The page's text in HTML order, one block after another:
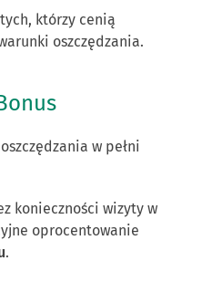
którzy cenią
oszczędzania.
w pełni
konieczności wizyty w
oprocentowanie
.